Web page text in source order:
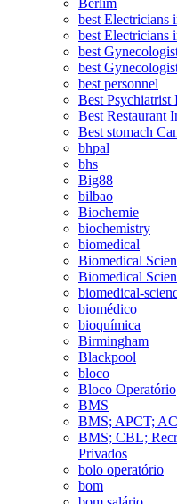
best Electricians
best Electricians
best
best
best personnel
Best Psychiatrist
Best Restaurant
Best stomach
bhpal
bhs
Big88
bilbao
Biochemie
biochemistry
biomedical
Biomedical
Biomedical
biomedical-
biomédico
bioquímica
Birmingham
Blackpool
bloco
Bloco Operatório
BMS
BMS; APCT;
BMS; CBL;
Privados
bolo operatório
bom